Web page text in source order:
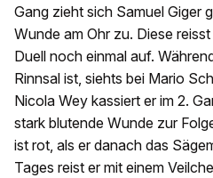
Gang zieht sich Samuel Giger
Wunde am Ohr zu. Diese
Duell noch einmal auf.
Rinnsal ist, siehts bei Mario
Nicola Wey kassiert er im 2.
stark blutende Wunde zur
ist rot, als er danach das
Tages reist er mit einem